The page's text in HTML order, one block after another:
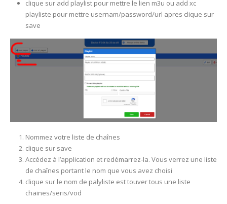
clique sur add playlist pour mettre le lien m3u ou add xc
playliste pour mettre usernam/password/url apres clique sur
save
Nommez votre liste de chaînes
clique sur save
Accédez à l’application et redémarrez-la. Vous verrez une liste
de chaînes portant le nom que vous avez choisi
clique sur le nom de palyliste est touver tous une liste
chaines/seris/vod